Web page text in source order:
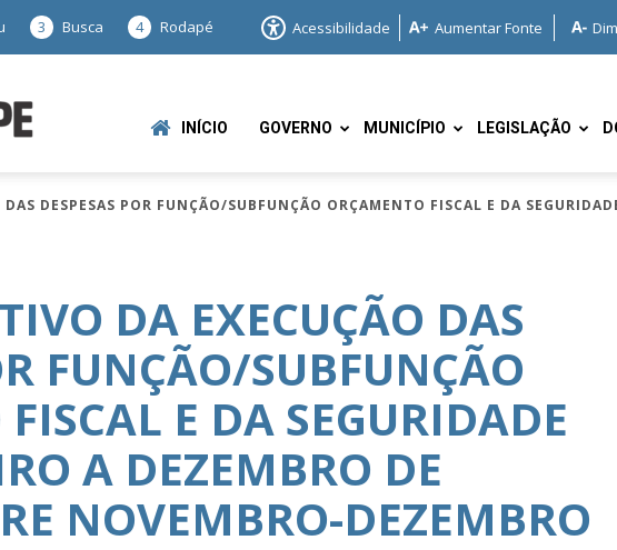
3 Busca 4 Rodapé Acessibilidade Aumentar Fonte
–
INÍCIO GOVERNO MUNICÍPIO LEGISLAÇÃO
DESPESAS POR FUNÇÃO/SUBFUNÇÃO ORÇAMENTO FISCAL E DA
DA EXECUÇÃO DAS
FUNÇÃO/SUBFUNÇÃO
E DA SEGURIDADE
A DEZEMBRO DE
NOVEMBRO-DEZEMBRO